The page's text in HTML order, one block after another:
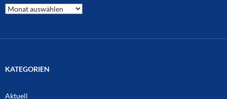
CTOUR
Archiv
KATEGORIEN
Aktuell